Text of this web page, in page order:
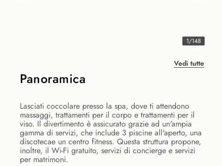
1/148
Vedi tutte
Panoramica
Lasciati coccolare presso la spa, dove ti attendono
massaggi, trattamenti per il corpo e trattamenti per il
viso. Il divertimento è assicurato grazie ad un'ampia
gamma di servizi, che include 3 piscine all'aperto, una
discotecae un centro fitness. Questa struttura propone,
inoltre, il Wi-Fi gratuito, servizi di concierge e servizi
per matrimoni.